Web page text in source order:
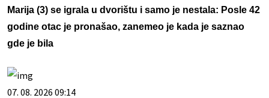
Marija (3) se igrala u dvorištu i samo je nestala: Posle 42
godine otac je pronašao, zanemeo je kada je saznao
gde je bila
07. 08. 2026 09:14